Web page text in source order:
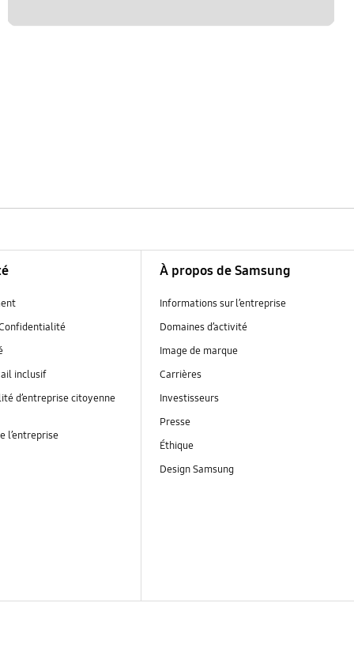
inclusif
d’entreprise citoyenne
l’entreprise
À propos de Samsung
Informations sur l’entreprise
Domaines d’activité
Image de marque
Carrières
Investisseurs
Presse
Éthique
Design Samsung